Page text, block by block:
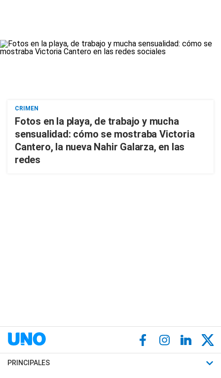
CRIMEN
Fotos en la playa, de trabajo y mucha
sensualidad: cómo se mostraba Victoria
Cantero, la nueva Nahir Galarza, en las
redes
PRINCIPALES